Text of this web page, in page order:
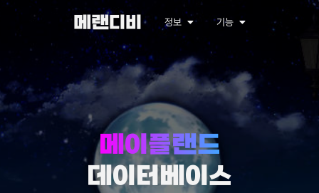
메랜디비 정보 기능
메이플랜드
데이터베이스